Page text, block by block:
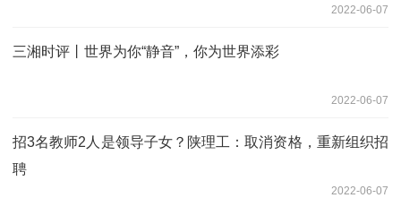
2022-06-07
三湘时评丨世界为你“静音”，你为世界添彩
2022-06-07
招3名教师2人是领导子女？陕理工：取消资格，重新组织招
聘
2022-06-07